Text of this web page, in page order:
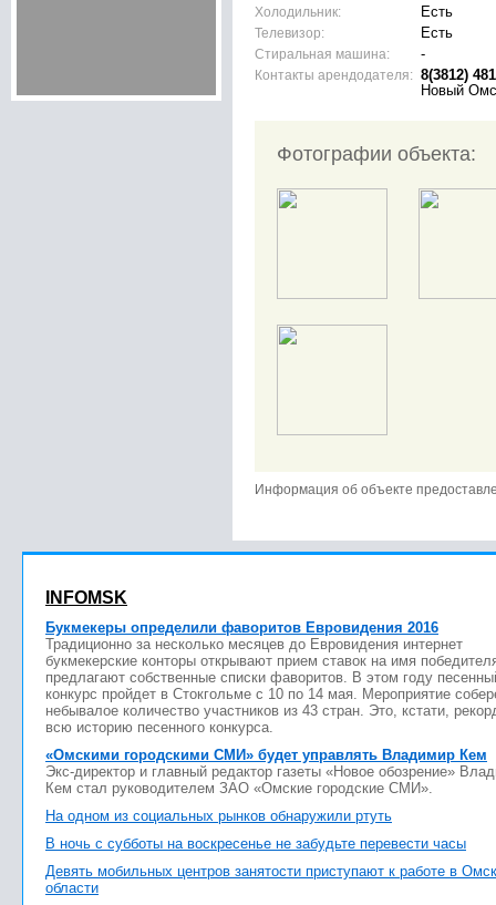
Холодильник:
Есть
Телевизор:
Есть
Стиральная машина:
-
Контакты арендодателя: 8(3812)
Новый
Фотографии объекта:
Информация об объекте
INFOMSK
Букмекеры определили фаворитов Евровидения 2016
Традиционно за несколько месяцев до Евровидения интернет
букмекерские конторы открывают прием ставок на имя
предлагают собственные списки фаворитов. В этом году
конкурс пройдет в Стокгольме с 10 по 14 мая. Мероприятие
небывалое количество участников из 43 стран. Это, кстати,
всю историю песенного конкурса.
«Омскими городскими СМИ» будет управлять Владимир Кем
Экс-директор и главный редактор газеты «Новое обозрение»
Кем стал руководителем ЗАО «Омские городские СМИ».
На одном из социальных рынков обнаружили ртуть
В ночь с субботы на воскресенье не забудьте перевести часы
Девять мобильных центров занятости приступают к работе в
области